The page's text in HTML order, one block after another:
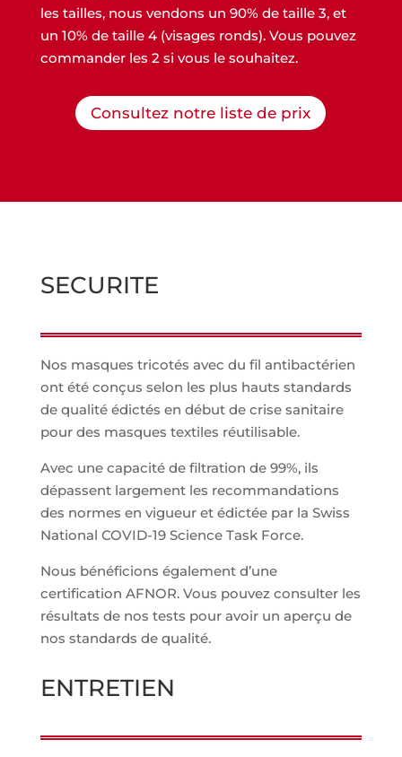
les tailles, nous vendons un 90% de taille 3, et
un 10% de taille 4 (visages ronds). Vous pouvez
commander les 2 si vous le souhaitez.
Consultez notre liste de prix
SECURITE
Nos masques tricotés avec du fil antibactérien
ont été conçus selon les plus hauts standards
de qualité édictés en début de crise sanitaire
pour des masques textiles réutilisable.
Avec une capacité de filtration de 99%, ils
dépassent largement les recommandations
des normes en vigueur et édictée par la Swiss
National COVID-19 Science Task Force.
Nous bénéficions également d’une
certification AFNOR. Vous pouvez consulter les
résultats de nos tests pour avoir un aperçu de
nos standards de qualité.
ENTRETIEN